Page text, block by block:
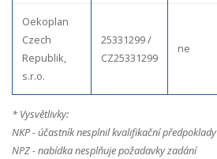
Oekoplan
Czech
Republik,
s.r.o.
25331299 /
CZ25331299
ne
* Vysvětlivky:
NKP - účastník nesplnil kvalifikační předpoklady
NPZ - nabídka nesplňuje požadavky zadání